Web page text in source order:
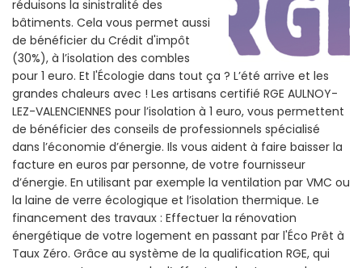
réduisons la sinistralité des
bâtiments. Cela vous permet aussi
de bénéficier du Crédit d'impôt
(30%), à l’isolation des combles
pour 1 euro. Et l'Écologie dans tout ça ? L’été arrive et les
grandes chaleurs avec ! Les artisans certifié RGE AULNOY-
LEZ-VALENCIENNES pour l’isolation à 1 euro, vous permettent
de bénéficier des conseils de professionnels spécialisé
dans l’économie d’énergie. Ils vous aident à faire baisser la
facture en euros par personne, de votre fournisseur
d’énergie. En utilisant par exemple la ventilation par VMC ou
la laine de verre écologique et l’isolation thermique. Le
financement des travaux : Effectuer la rénovation
énergétique de votre logement en passant par l'Éco Prêt à
Taux Zéro. Grâce au système de la qualification RGE, qui